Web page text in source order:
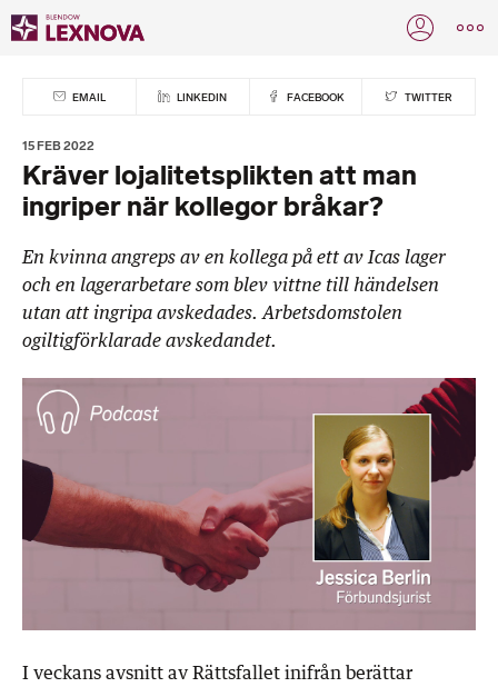
EMAIL LINKEDIN FACEBOOK TWITTER
15 FEB 2022
Kräver lojalitetsplikten att man
ingriper när kollegor bråkar?
En kvinna angreps av en kollega på ett av Icas lager
och en lagerarbetare som blev vittne till händelsen
utan att ingripa avskedades. Arbetsdomstolen
ogiltigförklarade avskedandet.
I veckans avsnitt av Rättsfallet inifrån berättar